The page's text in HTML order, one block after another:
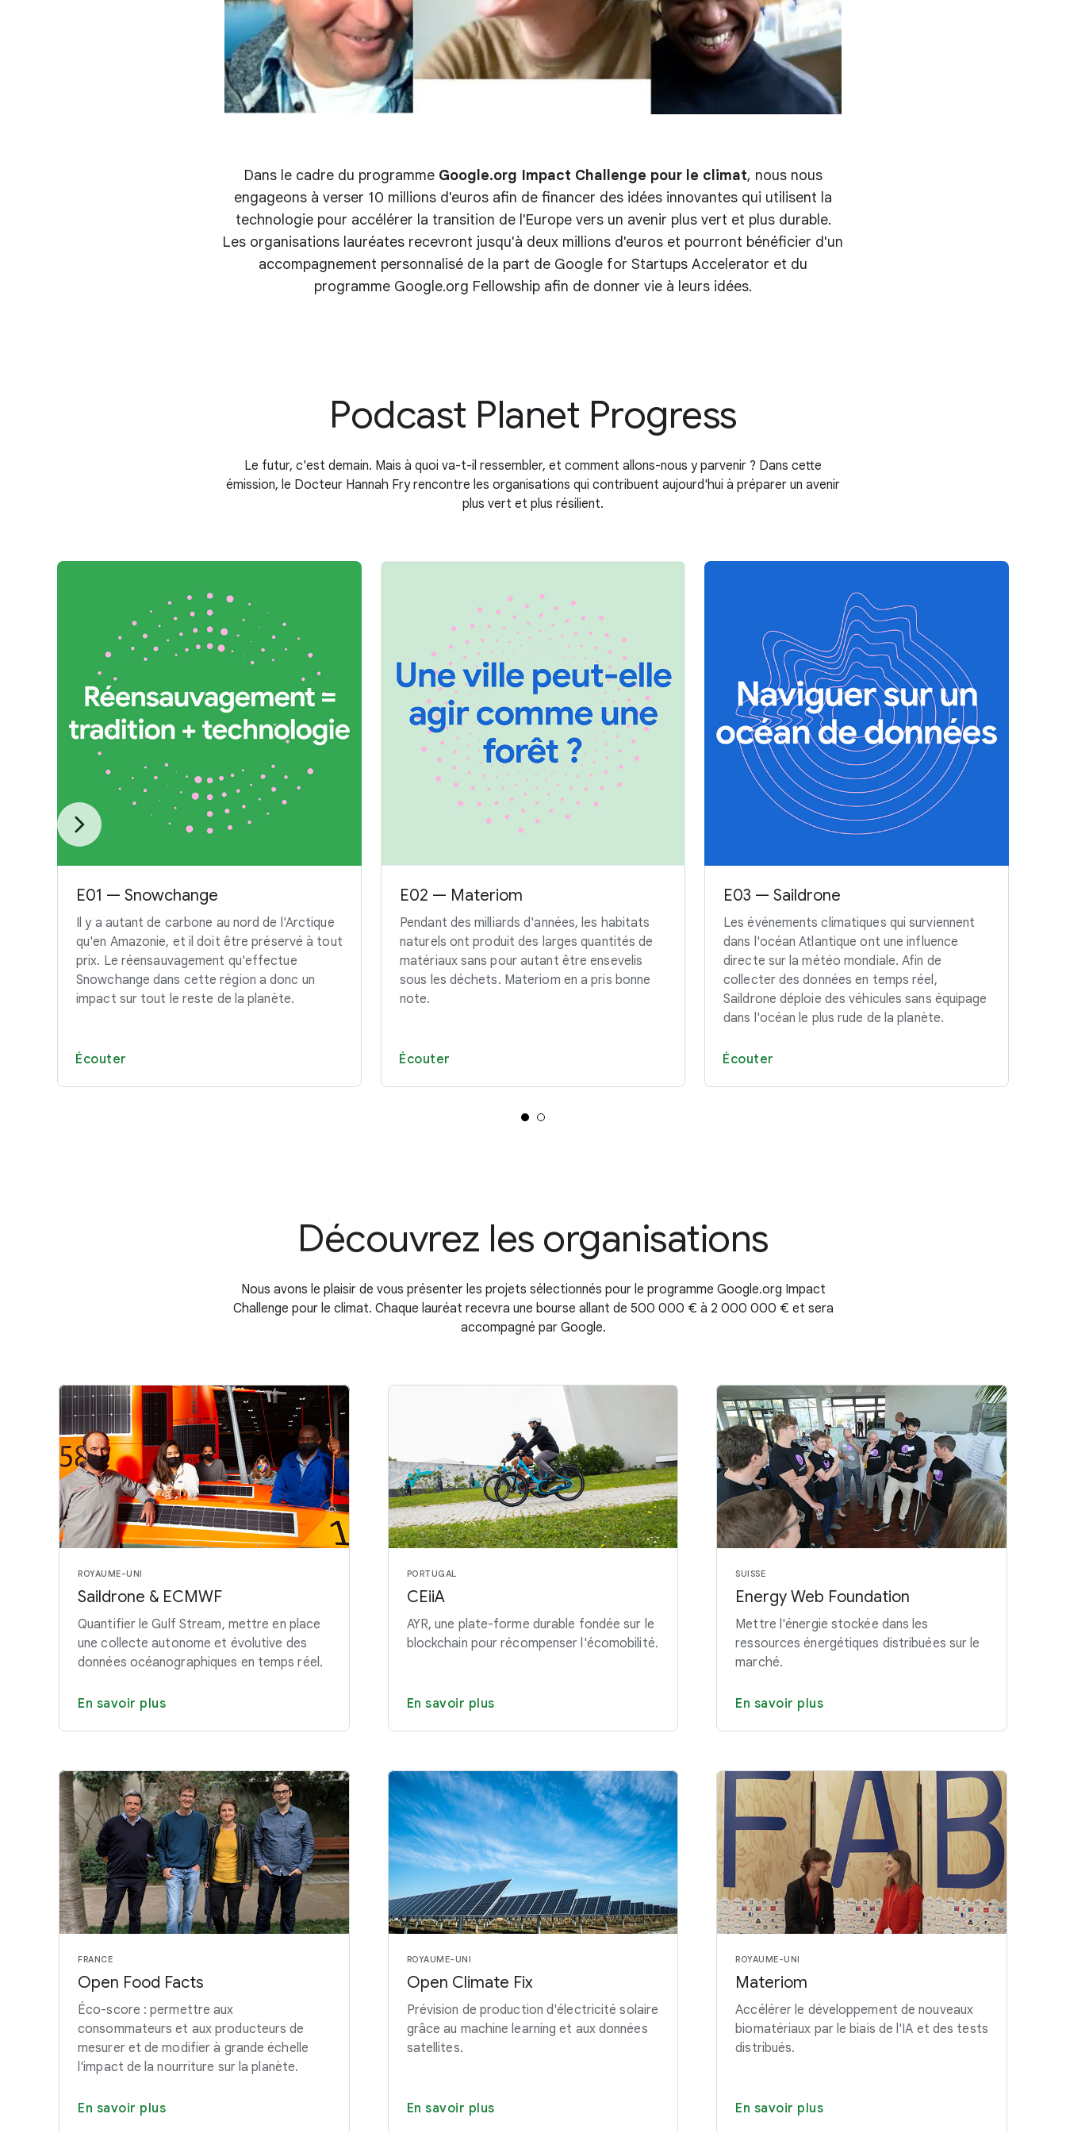
Dans le cadre du programme Google.org Impact Challenge pour le climat, nous nous
engageons à verser 10 millions d'euros afin de financer des idées innovantes qui utilisent la
technologie pour accélérer la transition de l'Europe vers un avenir plus vert et plus durable.
Les organisations lauréates recevront jusqu'à deux millions d'euros et pourront bénéficier d'un
accompagnement personnalisé de la part de Google for Startups Accelerator et du
programme Google.org Fellowship afin de donner vie à leurs idées.
Podcast Planet Progress
Le futur, c'est demain. Mais à quoi va-t-il ressembler, et comment allons-nous y parvenir ? Dans cette
émission, le Docteur Hannah Fry rencontre les organisations qui contribuent aujourd'hui à préparer un avenir
plus vert et plus résilient.
E01 — Snowchange
Il y a autant de carbone au nord de l'Arctique
qu'en Amazonie, et il doit être préservé à tout
prix. Le réensauvagement qu'effectue
Snowchange dans cette région a donc un
impact sur tout le reste de la planète.
Écouter
E02 — Materiom
Pendant des milliards d'années, les habitats
naturels ont produit des larges quantités de
matériaux sans pour autant être ensevelis
sous les déchets. Materiom en a pris bonne
note.
Écouter
E03 — Saildrone
Les événements climatiques qui surviennent
dans l'océan Atlantique ont une influence
directe sur la météo mondiale. Afin de
collecter des données en temps réel,
Saildrone déploie des véhicules sans équipage
dans l'océan le plus rude de la planète.
Écouter
Découvrez les organisations
Nous avons le plaisir de vous présenter les projets sélectionnés pour le programme Google.org Impact
Challenge pour le climat. Chaque lauréat recevra une bourse allant de 500 000 € à 2 000 000 € et sera
accompagné par Google.
ROYAUME-UNI
Saildrone & ECMWF
Quantifier le Gulf Stream, mettre en place
une collecte autonome et évolutive des
données océanographiques en temps réel.
En savoir plus
PORTUGAL
CEiiA
AYR, une plate-forme durable fondée sur le
blockchain pour récompenser l'écomobilité.
En savoir plus
SUISSE
Energy Web Foundation
Mettre l'énergie stockée dans les
ressources énergétiques distribuées sur le
marché.
En savoir plus
FRANCE
Open Food Facts
Éco-score : permettre aux
consommateurs et aux producteurs de
mesurer et de modifier à grande échelle
l'impact de la nourriture sur la planète.
En savoir plus
ROYAUME-UNI
Open Climate Fix
Prévision de production d'électricité solaire
grâce au machine learning et aux données
satellites.
En savoir plus
ROYAUME-UNI
Materiom
Accélérer le développement de nouveaux
biomatériaux par le biais de l'IA et des tests
distribués.
En savoir plus